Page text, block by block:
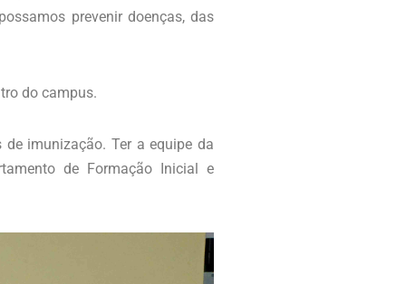
prevenir doenças, das
do campus.
imunização. Ter a equipe da
de Formação Inicial e